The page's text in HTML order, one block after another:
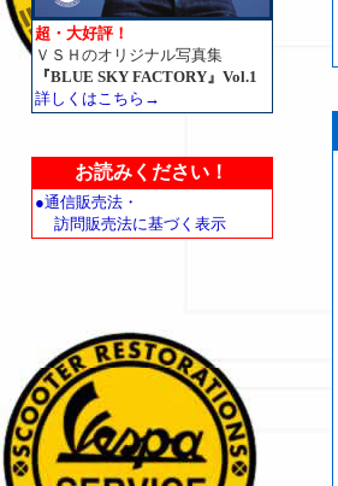
超・大好評！
ＶＳＨのオリジナル写真集
『BLUE SKY FACTORY』Vol.1
詳しくはこちら→
お読みください！
●通信販売法・
訪問販売法に基づく表示